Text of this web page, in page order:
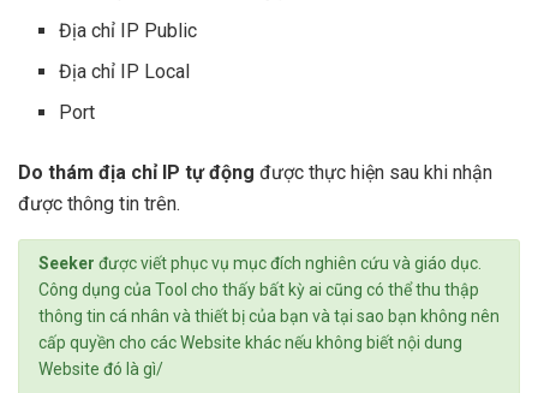
Địa chỉ IP Public
Địa chỉ IP Local
Port
Do thám địa chỉ IP tự động được thực hiện sau khi nhận
được thông tin trên.
Seeker được viết phục vụ mục đích nghiên cứu và giáo dục.
Công dụng của Tool cho thấy bất kỳ ai cũng có thể thu thập
thông tin cá nhân và thiết bị của bạn và tại sao bạn không nên
cấp quyền cho các Website khác nếu không biết nội dung
Website đó là gì/